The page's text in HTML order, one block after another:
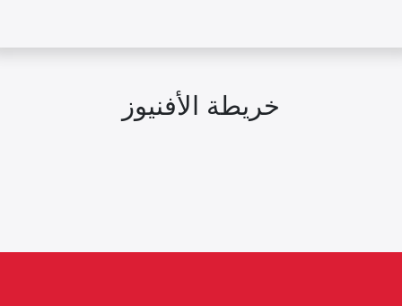
خريطة الأفنيوز